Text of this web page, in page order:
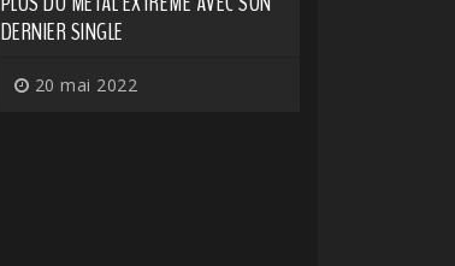
DERNIER SINGLE
20 mai 2022